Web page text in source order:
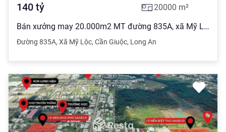
140 tỷ 20000 m²
Bán xưởng may 20.000m2 MT đường 835A, xã Mỹ Lộc, Cần Giuộc, Long An, 140tỷ
Đường 835A, Xã Mỹ Lộc, Cần Giuộc, Long An